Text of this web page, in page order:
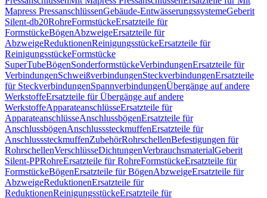
Mapress PressanschlüssenGebäude-EntwässerungssystemeGeberit
Silent-db20RohreFormstückeErsatzteile für
FormstückeBögenAbzweigeErsatzteile für
AbzweigeReduktionenReinigungsstückeErsatzteile für
ReinigungsstückeFormstücke
SuperTubeBögenSonderformstückeVerbindungenErsatzteile für
VerbindungenSchweißverbindungenSteckverbindungenErsatzteile
für SteckverbindungenSpannverbindungenÜbergänge auf andere
WerkstoffeErsatzteile für Übergänge auf andere
WerkstoffeApparateanschlüsseErsatzteile für
ApparateanschlüsseAnschlussbögenErsatzteile für
AnschlussbögenAnschlusssteckmuffenErsatzteile für
AnschlusssteckmuffenZubehörRohrschellenBefestigungen für
RohrschellenVerschlüsseDichtungenVerbrauchsmaterialGeberit
Silent-PPRohreErsatzteile für RohreFormstückeErsatzteile für
FormstückeBögenErsatzteile für BögenAbzweigeErsatzteile für
AbzweigeReduktionenErsatzteile für
ReduktionenReinigungsstückeErsatzteile für